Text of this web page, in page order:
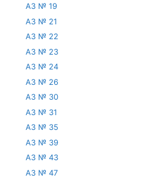
АЗ № 19
АЗ № 21
АЗ № 22
АЗ № 23
АЗ № 24
АЗ № 26
АЗ № 30
АЗ № 31
АЗ № 35
АЗ № 39
АЗ № 43
АЗ № 47